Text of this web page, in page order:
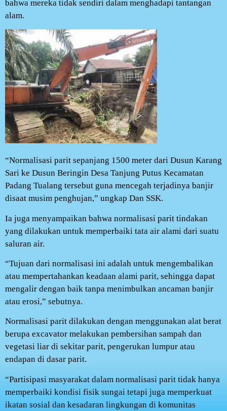
bahwa mereka tidak sendiri dalam menghadapi tantangan
alam.
“Normalisasi parit sepanjang 1500 meter dari Dusun Karang
Sari ke Dusun Beringin Desa Tanjung Putus Kecamatan
Padang Tualang tersebut guna mencegah terjadinya banjir
disaat musim penghujan,” ungkap Dan SSK.
Ia juga menyampaikan bahwa normalisasi parit tindakan
yang dilakukan untuk memperbaiki tata air alami dari suatu
saluran air.
“Tujuan dari normalisasi ini adalah untuk mengembalikan
atau mempertahankan keadaan alami parit, sehingga dapat
mengalir dengan baik tanpa menimbulkan ancaman banjir
atau erosi,” sebutnya.
Normalisasi parit dilakukan dengan menggunakan alat berat
berupa excavator melakukan pembersihan sampah dan
vegetasi liar di sekitar parit, pengerukan lumpur atau
endapan di dasar parit.
“Partisipasi masyarakat dalam normalisasi parit tidak hanya
memperbaiki kondisi fisik sungai tetapi juga memperkuat
ikatan sosial dan kesadaran lingkungan di komunitas